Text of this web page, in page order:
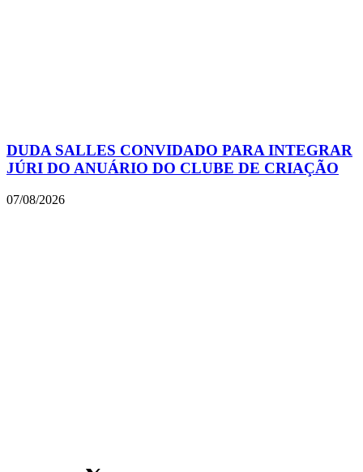
DUDA SALLES CONVIDADO PARA INTEGRAR
JÚRI DO ANUÁRIO DO CLUBE DE CRIAÇÃO
07/08/2026